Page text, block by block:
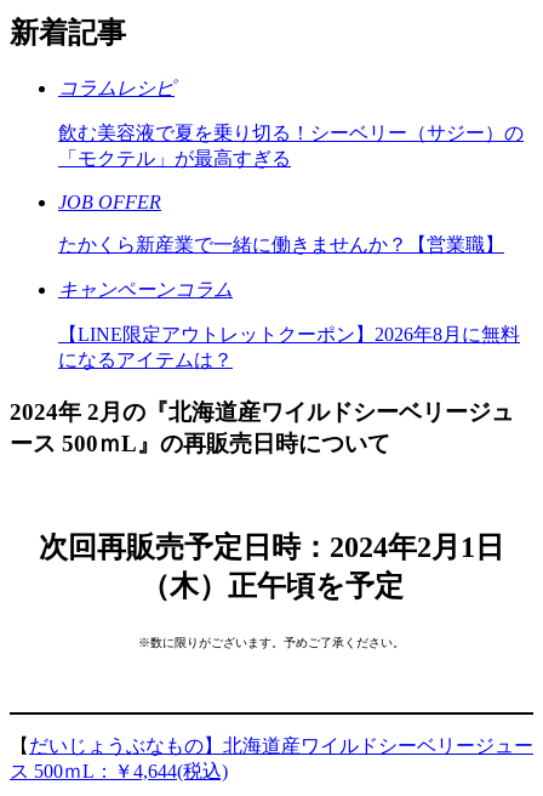
新着記事
コラムレシピ
飲む美容液で夏を乗り切る！シーベリー（サジー）の
「モクテル」が最高すぎる
JOB OFFER
たかくら新産業で一緒に働きませんか？【営業職】
キャンペーンコラム
【LINE限定アウトレットクーポン】2026年8月に無料
になるアイテムは？
2024年 2月の『北海道産ワイルドシーベリージュ
ース 500ｍL』の再販売日時について
次回再販売予定日時：2024年2月1日
（木）正午頃を予定
※数に限りがございます。予めご了承ください。
【 だいじょうぶなもの】北海道産ワイルドシーベリージュー
ス 500ｍL：￥4,644(税込)